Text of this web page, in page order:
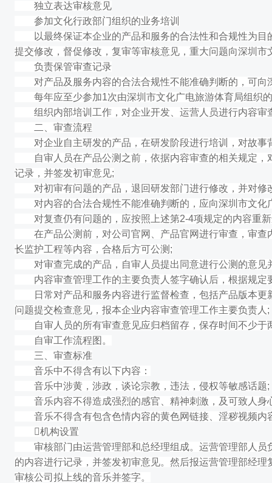
独立表达审核意见
参加文化行政部门组织的业务培训
以最终保证本企业的产品和服务的合法性和合规性为目
提交修改，督促修改，复审等审核意见，重大问题向深圳市
负责保管审查记录
对产品及服务内容的合法合规性不能准确判断的，可向
每年应至少参加1次由深圳市文化广电旅游体育局组织
组织内部培训工作，对企业开发、运营人员进行内容审
二、审查流程
对企业自主研发的产品，在研发阶段进行培训，对故事
自审人员在产品公测之前，依据内容审查的相关规定，
记录，并签发初审意见;
对初审有问题的产品，退回研发部门进行修改，并对修
对内容的合法合规性不能准确判断的，应向深圳市文化
对复查仍有问题的，应按照上述第2-4项规定的内容重新
在产品公测前，对公司官网、产品官网进行审查，审查
长监护工程等内容，合格后方可公测;
对审查完成的产品，自审人员提出同意进行公测的意见
内容审查管理工作的主要负责人签字确认后，根据规定
日常对产品和服务内容进行监督检查，包括产品版本更
问题提交检查意见，报本企业内容审查管理工作主要负责人;
自审人员的所有审查意见应归档留存，保存时间不少于
自审工作流程图。
三、审查标准
音乐中不得含有以下内容：
音乐中涉黄，涉政，谈论宗教，违法，侵权等敏感话题;
音乐内容不得造成强烈的感官、精神刺激，及可致人身
音乐不得含有包含色情内容的黄色网链接、淫秽视频内
机构设置
审核部门由运营管理部和总经理组成。运营管理部人员
的内容进行记录，并签发初审意见。然后报运营管理部经
审核公司拟上线的音乐并签字。